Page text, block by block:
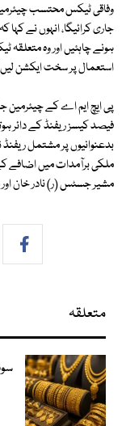
وفاقی ٹیکس محتسب
جاری کرائیگا، انہوں نے
ہونے چاہئیں اور وہ
استعمال پر سخت ایکشن
فیصد کیسز ریفنڈ کے دائر
بدعنوانیوں پر مشتمل
ملکی برآمدات میں اضافے کے
مشیر جسٹس (ر) نادر خان
متعلقہ